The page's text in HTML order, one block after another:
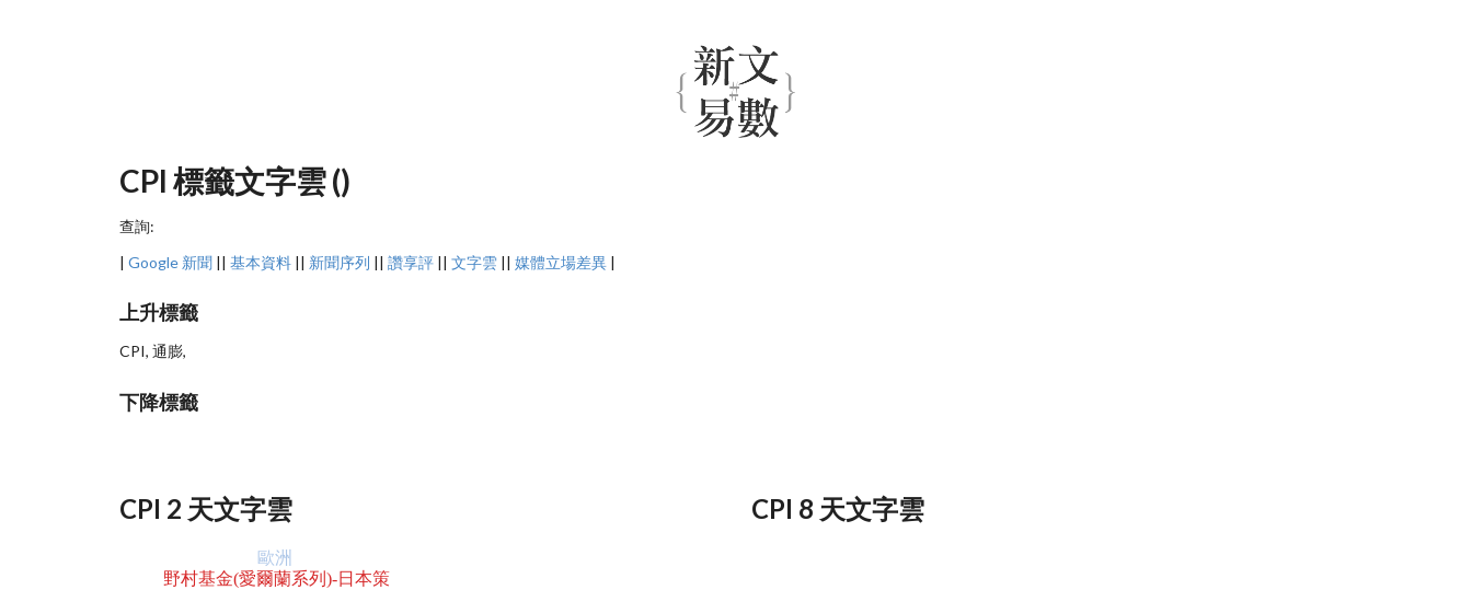
CPI 標籤文字雲 ()
查詢:
| Google 新聞|| 基本資料|| 新聞序列 || 讚享評|| 文字雲|| 媒體立場差異|
上升標籤
CPI, 通膨,
下降標籤
CPI 2 天文字雲
野村基金(愛爾蘭系列)-日本策
歐洲
CPI 8 天文字雲